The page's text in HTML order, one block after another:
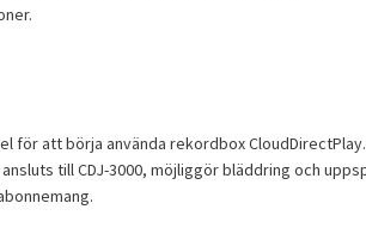
för att börja använda rekordbox
till CDJ-3000, möjliggör bläddring och